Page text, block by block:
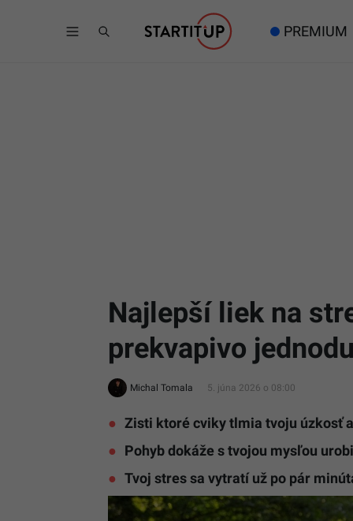
PREMIUM
Najlepší liek na
prekvapivo
Michal Tomala 5. júna 2026 o 08:00
Zisti ktoré cviky tlmia tvoju úzkosť
Pohyb dokáže s tvojou mysľou
Tvoj stres sa vytratí už po pár